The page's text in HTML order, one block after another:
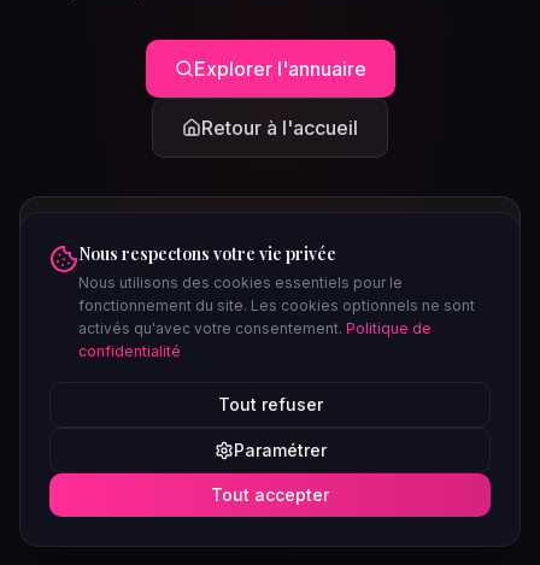
Explorer l'annuaire
Retour à l'accueil
Soirées ce week-end
Nous respectons votre vie privée
Nous utilisons des cookies essentiels pour le
fonctionnement du site. Les cookies optionnels ne sont
activés qu'avec votre consentement. Politique de
confidentialité
Tout refuser
Paramétrer
Tout accepter